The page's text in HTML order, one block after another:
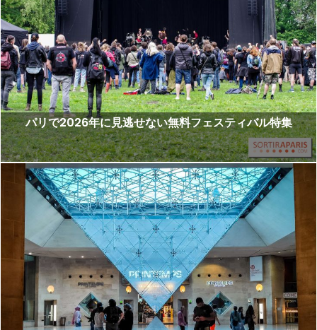
パリで2026年に見逃せない無料フェスティバル特集